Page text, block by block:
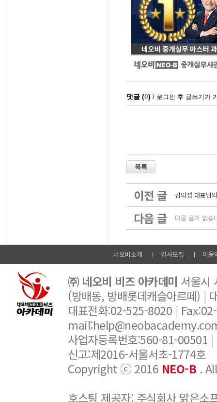
이전 글 김의섭 대표님
다음 글 다음 글이 없습
네오비소개 강사모집 이용
㈜ 네오비 비즈 아카데미 서울시
(방배동, 방배롯데캐슬아르떼) |
대표전화:02-525-8020 |
사업자등록번호:560-81-00501
신고:제2016-서울서초-1774호
Copyright ⓒ 2016 NEO-B .
호스팅 제공자: 주식회사 맑은소